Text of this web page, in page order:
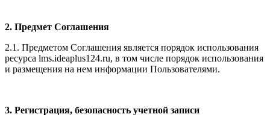
2. Предмет Соглашения
2.1. Предметом Соглашения является порядок использования
ресурса lms.ideaplus124.ru, в том числе порядок использования
и размещения на нем информации Пользователями.
3. Регистрация, безопасность учетной записи